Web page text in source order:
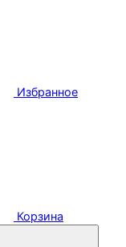
Избранное
Корзина